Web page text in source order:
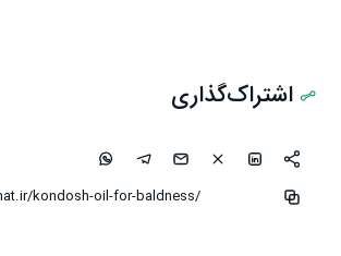
اشتراک‌گذاری